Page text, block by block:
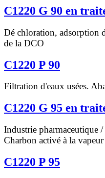
C1220 G 90 en
Dé chloration, adsorption
de la DCO
C1220 P 90
Filtration d'eaux usées.
C1220 G 95 en
Industrie pharmaceutique
Charbon activé à la vapeur
C1220 P 95